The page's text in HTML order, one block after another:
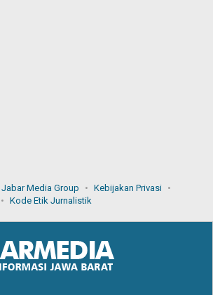
Jabar Media Group
Kebijakan Privasi
Kode Etik Jurnalistik